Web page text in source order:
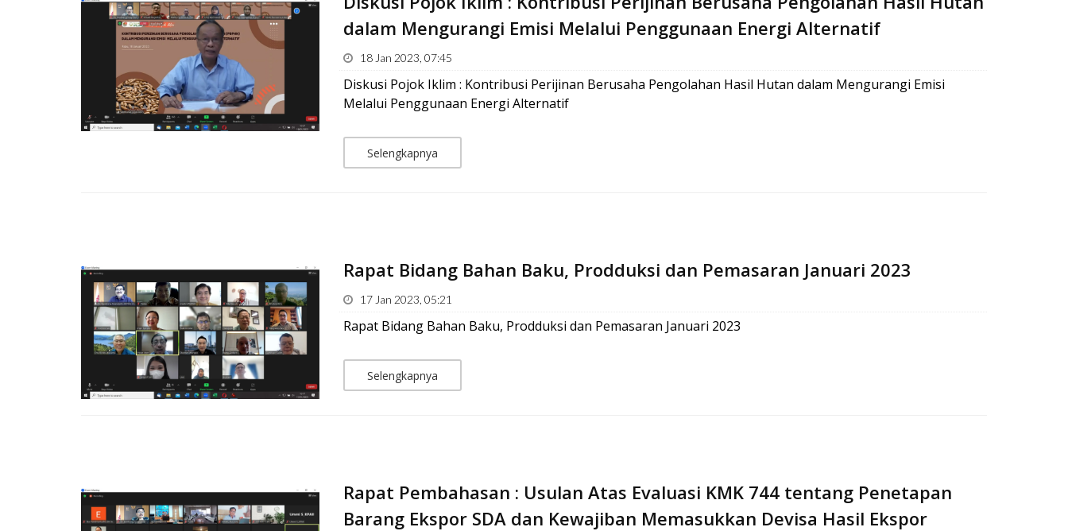
dalam Mengurangi Emisi Melalui Penggunaan Energi Alternatif
18 Jan 2023, 07:45
Diskusi Pojok Iklim : Kontribusi Perijinan Berusaha Pengolahan Hasil Hutan dalam Mengurangi Emisi
Melalui Penggunaan Energi Alternatif
Selengkapnya
Rapat Bidang Bahan Baku, Prodduksi dan Pemasaran Januari 2023
17 Jan 2023, 05:21
Rapat Bidang Bahan Baku, Prodduksi dan Pemasaran Januari 2023
Selengkapnya
Rapat Pembahasan : Usulan Atas Evaluasi KMK 744 tentang Penetapan
Barang Ekspor SDA dan Kewajiban Memasukkan Devisa Hasil Ekspor